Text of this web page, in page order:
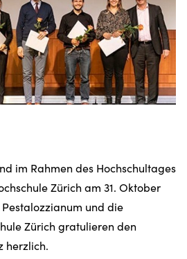
im Rahmen des Hochschultages
Zürich am 31. Oktober
und die
Zürich gratulieren den
herzlich.